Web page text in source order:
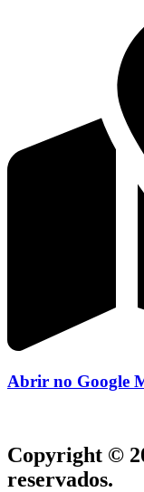
Abrir no Google
Copyright ©
reservados.